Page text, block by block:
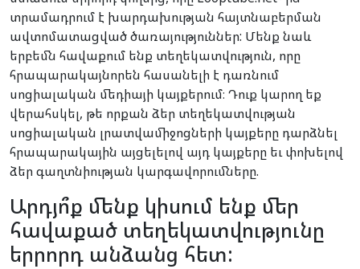
տրամադրում է խարդախության հայտնաբերման
ավտոմատացված ծառայություններ: Մենք նաև
երբեմն հավաքում ենք տեղեկատվություն, որը
հրապարակայնորեն հասանելի է դառնում
սոցիալական մեդիայի կայքերում։ Դուք կարող եք
վերահսկել, թե որքան ձեր տեղեկատվության
սոցիալական լրատվամիջոցների կայքերը դարձնել
հրապարակային այցելելով այդ կայքերը եւ փոխելով
ձեր գաղտնիության կարգավորումները.
Արդյո՞ք մենք կիսում ենք մեր
հավաքած տեղեկատվությունը
երրորդ անձանց հետ: